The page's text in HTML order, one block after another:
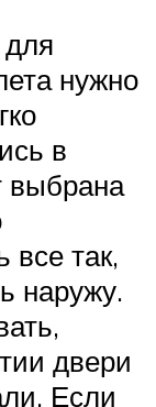
нужно
в
выбрана
все так,
наружу.
двери
Если